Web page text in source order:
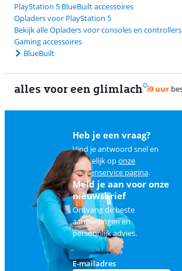
PlayStation 5 BlueBuilt accessoires
Opladers voor PlayStation 5
Bekijk alle Opladers voor consoles en controllers
Gaming accessoires
BlueBuilt
alles voor een glimlach
Heb je een vraag?
Vind je antwoord snel en
makkelijk oponze
klantenservice pagina.
Meld je aan voor onze
nieuwsbrief
Ontvang de beste
aanbiedingen en
persoonlijk advies.
E-mailadres